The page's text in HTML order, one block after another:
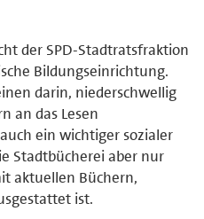
der SPD-Stadtratsfraktion
Bildungseinrichtung.
darin, niederschwellig
an das Lesen
ein wichtiger sozialer
Stadtbücherei aber nur
aktuellen Büchern,
ist.